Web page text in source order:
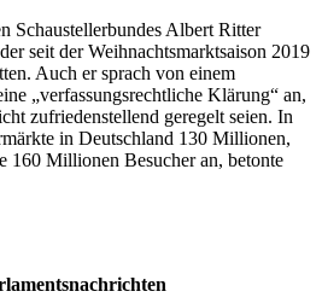
Schaustellerbundes Albert Ritter
seit der Weihnachtsmarktsaison 2019
Auch er sprach von einem
„verfassungsrechtliche Klärung“ an,
zufriedenstellend geregelt seien. In
in Deutschland 130 Millionen,
160 Millionen Besucher an, betonte